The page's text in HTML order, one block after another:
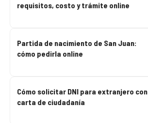
requisitos, costo y trámite online
Partida de nacimiento de San Juan:
cómo pedirla online
Cómo solicitar DNI para extranjero con
carta de ciudadanía